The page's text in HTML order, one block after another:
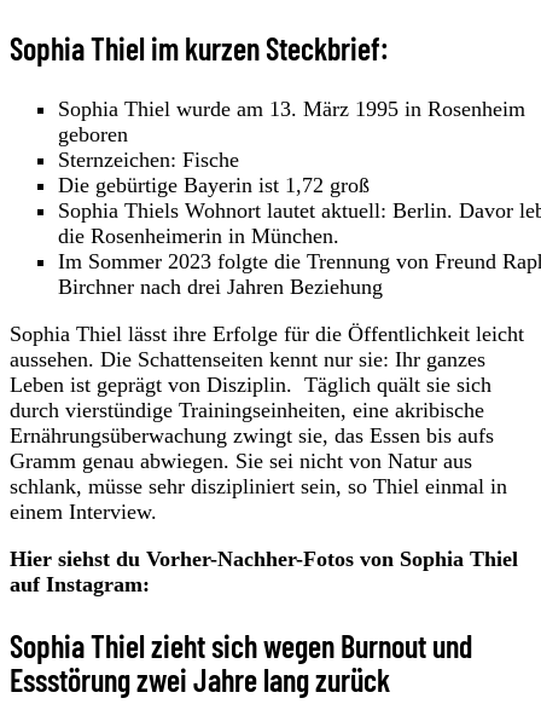
Sophia Thiel im kurzen Steckbrief:
Sophia Thiel wurde am 13. März 1995 in Rosenheim
geboren
Sternzeichen: Fische
Die gebürtige Bayerin ist 1,72 groß
Sophia Thiels Wohnort lautet aktuell: Berlin. Davor
die Rosenheimerin in München.
Im Sommer 2023 folgte die Trennung von Freund
Birchner nach drei Jahren Beziehung
Sophia Thiel lässt ihre Erfolge für die Öffentlichkeit leicht
aussehen. Die Schattenseiten kennt nur sie: Ihr ganzes
Leben ist geprägt von Disziplin. Täglich quält sie sich
durch vierstündige Trainingseinheiten, eine akribische
Ernährungsüberwachung zwingt sie, das Essen bis aufs
Gramm genau abwiegen. Sie sei nicht von Natur aus
schlank, müsse sehr diszipliniert sein, so Thiel einmal in
einem Interview.
Hier siehst du Vorher-Nachher-Fotos von Sophia Thiel
auf Instagram:
Sophia Thiel zieht sich wegen Burnout und
Essstörung zwei Jahre lang zurück